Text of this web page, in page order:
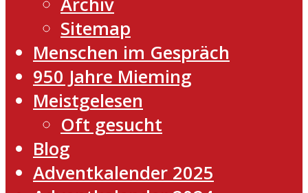
Sitemap
Menschen im Gespräch
950 Jahre Mieming
Meistgelesen
Oft gesucht
Blog
Adventkalender 2025